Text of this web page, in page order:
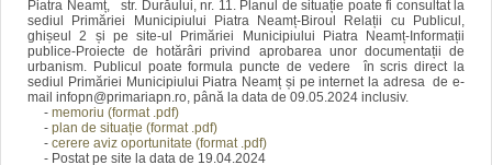
Piatra Neamț, str. Durăului, nr. 11. Planul de situație poate fi consultat la
sediul Primăriei Municipiului Piatra Neamț-Biroul Relații cu Publicul,
ghișeul 2 și pe site-ul Primăriei Municipiului Piatra Neamț-Informații
publice-Proiecte de hotărâri privind aprobarea unor documentații de
urbanism. Publicul poate formula puncte de vedere în scris direct la
sediul Primăriei Municipiului Piatra Neamț și pe internet la adresa de e-
mail infopn@primariapn.ro, până la data de 09.05.2024 inclusiv.
- memoriu (format .pdf)
- plan de situație (format .pdf)
- cerere aviz oportunitate (format .pdf)
- Postat pe site la data de 19.04.2024